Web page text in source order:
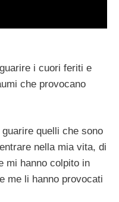
i cuori feriti e
che provocano
quelli che sono
nella mia vita, di
mi hanno colpito in
me li hanno provocati